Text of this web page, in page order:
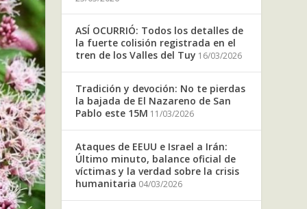
ASÍ OCURRIÓ: Todos los detalles de
la fuerte colisión registrada en el
tren de los Valles del Tuy 16/03/2026
Tradición y devoción: No te pierdas
la bajada de El Nazareno de San
Pablo este 15M 11/03/2026
Ataques de EEUU e Israel a Irán:
Último minuto, balance oficial de
víctimas y la verdad sobre la crisis
humanitaria 04/03/2026